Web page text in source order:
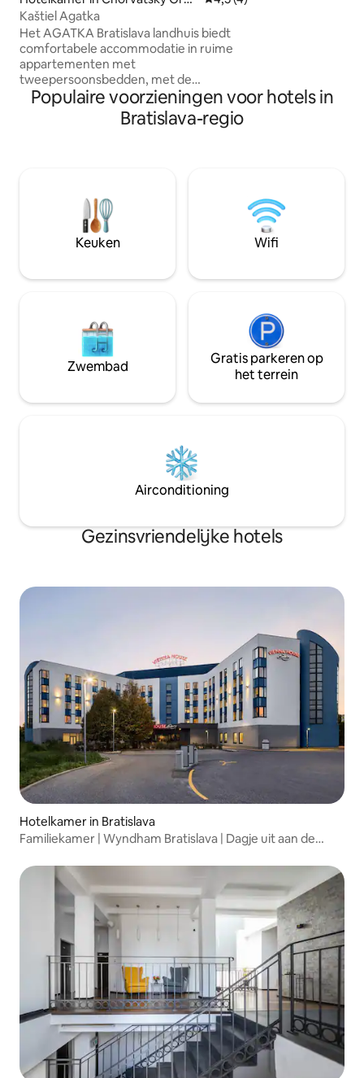
b
Kaštiel Agatka
Het AGATKA Bratislava landhuis biedt
comfortabele accommodatie in ruime
appartementen met
tweepersoonsbedden, met de
mogelijkheid van meerdere extra
bedden, zodat we een gezin samen
kunnen huisvesten als ze
wasserij, strijken en reinigen van kleding
op bestelling, een schoenmachine,
parkeerplaats, lift, haardroger,
mogelijkheid om huisdieren te
Populaire voorzieningen voor hotels in
Bratislava-regio
Keuken Wifi
Zwembad
Gratis parkeren op
het terrein
Airconditioning
Gezinsvriendelijke hotels
Hotelkamer in Bratislava
Familiekamer | Wyndham Bratislava | Dagje uit aan de